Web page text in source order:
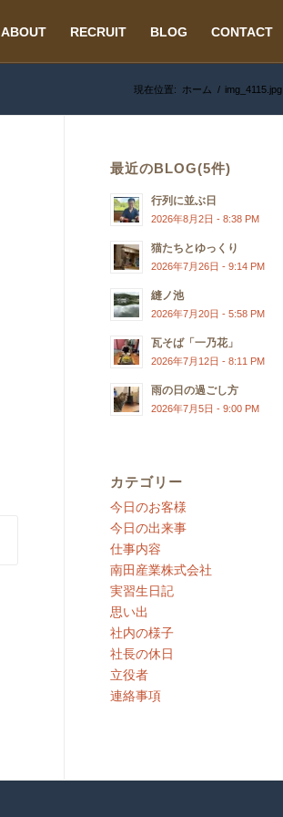
ABOUT RECRUIT BLOG CONTACT
現在位置: ホーム / img_4115.jpg
最近のBLOG(5件)
行列に並ぶ日
2026年8月2日 - 8:38 PM
猫たちとゆっくり
2026年7月26日 - 9:14 PM
縫ノ池
2026年7月20日 - 5:58 PM
瓦そば「一乃花」
2026年7月12日 - 8:11 PM
雨の日の過ごし方
2026年7月5日 - 9:00 PM
カテゴリー
今日のお客様
今日の出来事
仕事内容
南田産業株式会社
実習生日記
思い出
社内の様子
社長の休日
立役者
連絡事項